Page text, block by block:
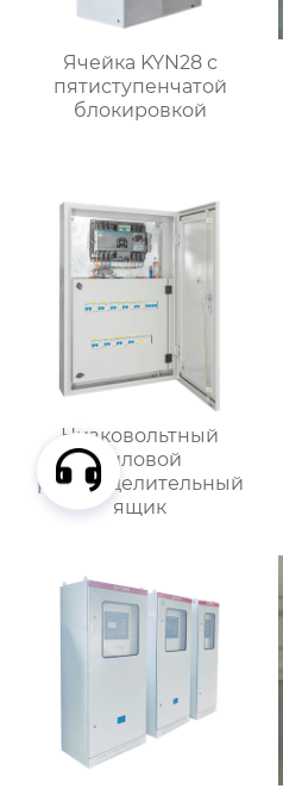
Ячейка KYN28 с
пятиступенчатой
блокировкой
Низковольтный
силовой
распределительный
ящик